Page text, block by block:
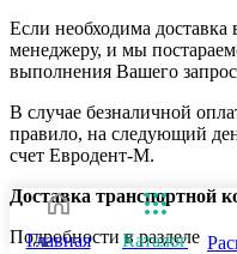
Если необходима доставка
менеджеру, и мы
выполнения Вашего
В случае безналичной
правило, на следующий
счет Евродент-М.
Доставка транспортной
Подробности в разделе
Главная Каталог